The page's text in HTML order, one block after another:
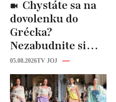
dovolenku do
Grécka?
Nezabudnite si
odtiaľ uloviť tieto
štýlové kúsky
05.08.2026TV JOJ